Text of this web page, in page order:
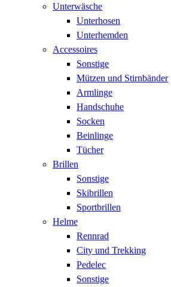
Unterwäsche
Unterhosen
Unterhemden
Accessoires
Sonstige
Mützen und Stirnbänder
Armlinge
Handschuhe
Socken
Beinlinge
Tücher
Brillen
Sonstige
Skibrillen
Sportbrillen
Helme
Rennrad
City und Trekking
Pedelec
Sonstige